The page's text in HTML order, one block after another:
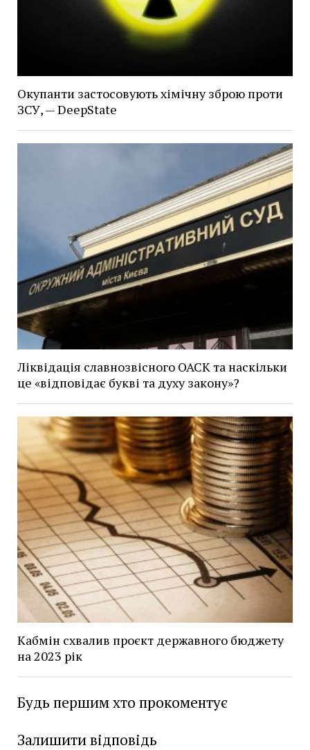
Окупанти застосовують хімічну зброю проти
ЗСУ, — DeepState
Ліквідація славнозвісного ОАСК та наскільки
це «відповідає букві та духу закону»?
Кабмін схвалив проєкт державного бюджету
на 2023 рік
Будь першим хто прокоментує
Залишити відповідь